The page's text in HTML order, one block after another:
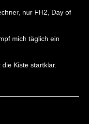
nur FH2, Day of
mich täglich ein
Kiste startklar.